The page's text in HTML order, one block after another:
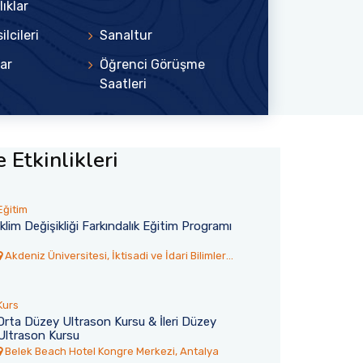
Sanaltur
Öğrenci Görüşme
Saatleri
Etkinlikleri
Değişikliği Farkındalık Eğitim Programı
Akdeniz Üniversitesi, İktisadi ve İdari Bilimler
Düzey Ultrason Kursu & İleri Düzey
Kursu
Belek Beach Hotel Kongre Merkezi, Antalya